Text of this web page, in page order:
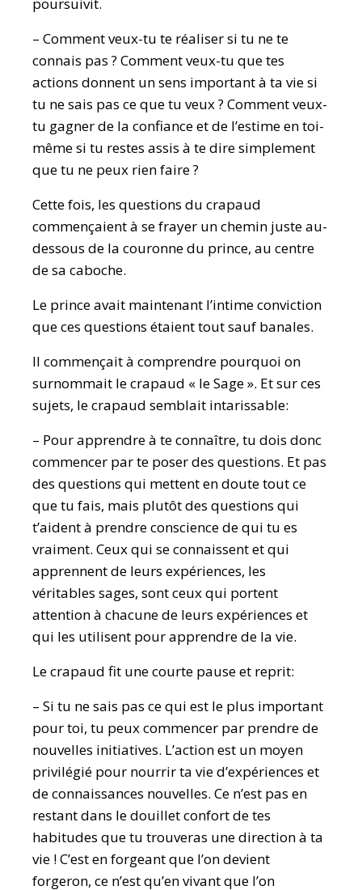
– Comment veux-tu te réaliser si tu ne te
connais pas ? Comment veux-tu que tes
actions donnent un sens important à ta vie si
tu ne sais pas ce que tu veux ? Comment veux-
tu gagner de la confiance et de l’estime en toi-
même si tu restes assis à te dire simplement
que tu ne peux rien faire ?
Cette fois, les questions du crapaud
commençaient à se frayer un chemin juste au-
dessous de la couronne du prince, au centre
de sa caboche.
Le prince avait maintenant l’intime conviction
que ces questions étaient tout sauf banales.
Il commençait à comprendre pourquoi on
surnommait le crapaud « le Sage ». Et sur ces
sujets, le crapaud semblait intarissable:
– Pour apprendre à te connaître, tu dois donc
commencer par te poser des questions. Et pas
des questions qui mettent en doute tout ce
que tu fais, mais plutôt des questions qui
t’aident à prendre conscience de qui tu es
vraiment. Ceux qui se connaissent et qui
apprennent de leurs expériences, les
véritables sages, sont ceux qui portent
attention à chacune de leurs expériences et
qui les utilisent pour apprendre de la vie.
Le crapaud fit une courte pause et reprit:
– Si tu ne sais pas ce qui est le plus important
pour toi, tu peux commencer par prendre de
nouvelles initiatives. L’action est un moyen
privilégié pour nourrir ta vie d’expériences et
de connaissances nouvelles. Ce n’est pas en
restant dans le douillet confort de tes
habitudes que tu trouveras une direction à ta
vie ! C’est en forgeant que l’on devient
forgeron, ce n’est qu’en vivant que l’on